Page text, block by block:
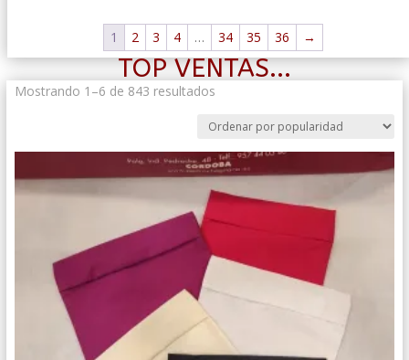
1 2 3 4 … 34 35 36 →
TOP VENTAS...
Mostrando 1–6 de 843 resultadosOrdenado
popularidad